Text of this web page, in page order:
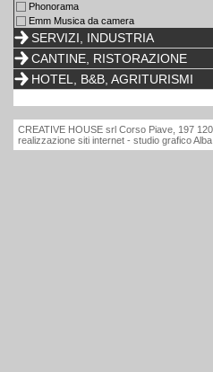
Phonorama
Emm Musica da camera
SERVIZI, INDUSTRIA
CANTINE, RISTORAZIONE
HOTEL, B&B, AGRITURISMI
CREATIVE HOUSE srl Corso Piave, 197
realizzazione siti internet - studio grafico